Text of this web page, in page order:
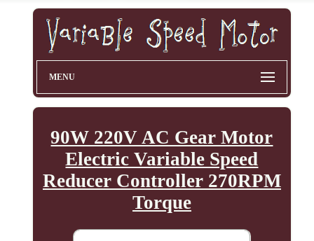
MENU
90W 220V AC Gear Motor
Electric Variable Speed
Reducer Controller 270RPM
Torque